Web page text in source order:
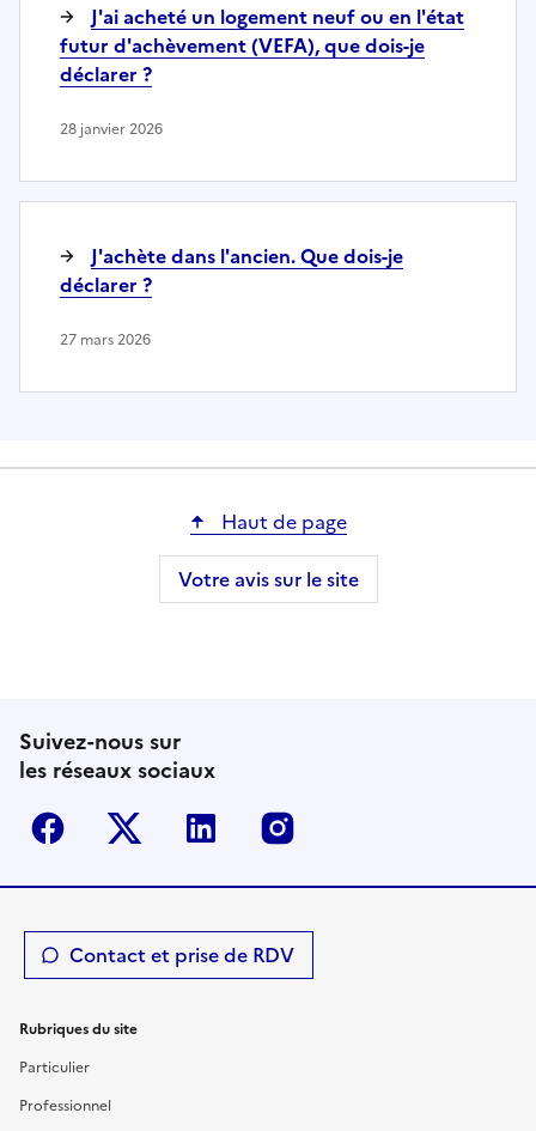
J'ai acheté un logement neuf ou en l'état
futur d'achèvement (VEFA), que dois-je
déclarer ?
28 janvier 2026
J'achète dans l'ancien. Que dois-je
déclarer ?
27 mars 2026
Haut de page
Votre avis sur le site
Suivez-nous sur
les réseaux sociaux
Facebook Twitter-X Linkedin
Contact et prise de RDV
Rubriques du site
Particulier
Professionnel